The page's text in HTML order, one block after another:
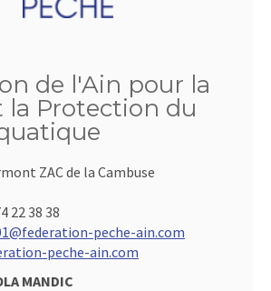
de l'Ain pour la
la Protection du
ZAC de la Cambuse
22 38 38
peche-ain.com
peche-ain.com
MANDIC